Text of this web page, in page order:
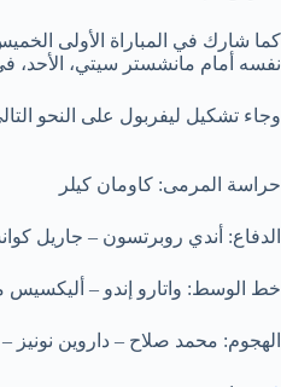
كما شارك في المباراة الأولى
نفسه أمام مانشستر سيتي، الأحد،
وجاء تشكيل ليفربول على النحو
حراسة المرمى: كاومان كيلر
الدفاع: أندي روبرتسون – جاريل
خط الوسط: واتارو إندو – أليكسيس
الهجوم: محمد صلاح – داروين نونيز